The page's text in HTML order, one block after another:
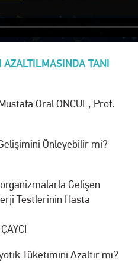
TANI
Oral ÖNCÜL, Prof.
Önleyebilir mi?
Gelişen
Testlerinin Hasta
Tüketimini Azaltır mı?